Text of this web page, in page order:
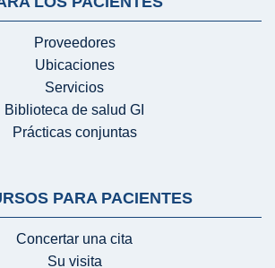
Proveedores
Ubicaciones
Servicios
Biblioteca de salud GI
Prácticas conjuntas
PARA PACIENTES
Concertar una cita
Su visita